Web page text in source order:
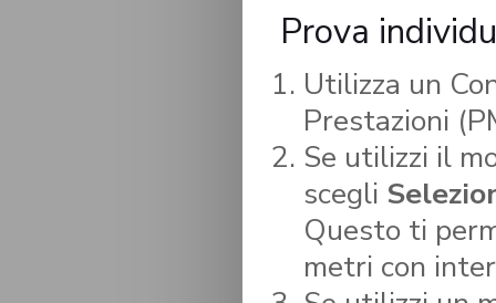
Prova
Utilizza un
Prestazioni
Se utilizzi il
scegli
Questo ti
metri con